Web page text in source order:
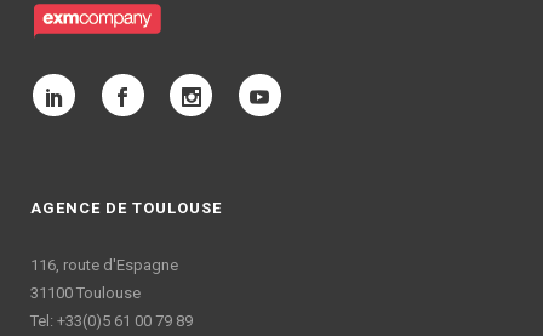
AGENCE DE TOULOUSE
116, route d'Espagne
31100 Toulouse
Tel: +33(0)5 61 00 79 89